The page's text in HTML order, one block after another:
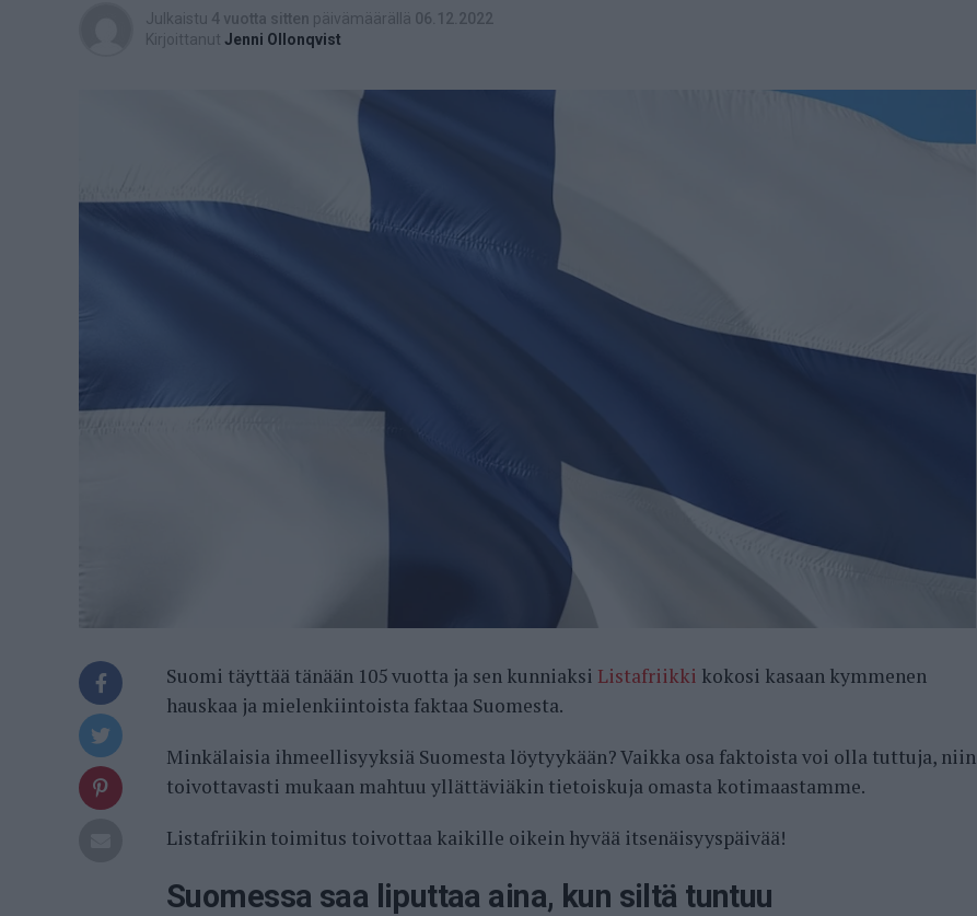
Julkaistu 4 vuotta sitten päivämäärällä 06.12.2022
Kirjoittanut Jenni Ollonqvist
Suomi täyttää tänään 105 vuotta ja sen kunniaksi Listafriikki kokosi kasaan kymmenen
hauskaa ja mielenkiintoista faktaa Suomesta.
Minkälaisia ihmeellisyyksiä Suomesta löytyykään? Vaikka osa faktoista voi olla tuttuja, niin
toivottavasti mukaan mahtuu yllättäviäkin tietoiskuja omasta kotimaastamme.
Listafriikin toimitus toivottaa kaikille oikein hyvää itsenäisyyspäivää!
Suomessa saa liputtaa aina, kun siltä tuntuu